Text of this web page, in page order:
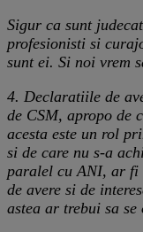
Sigur ca sunt
profesionisti si
sunt ei. Si noi vrem
4. Declaratiile de
de CSM, apropo de
acesta este un rol
si de care nu s-a
paralel cu ANI, ar fi
de avere si de
astea ar trebui sa